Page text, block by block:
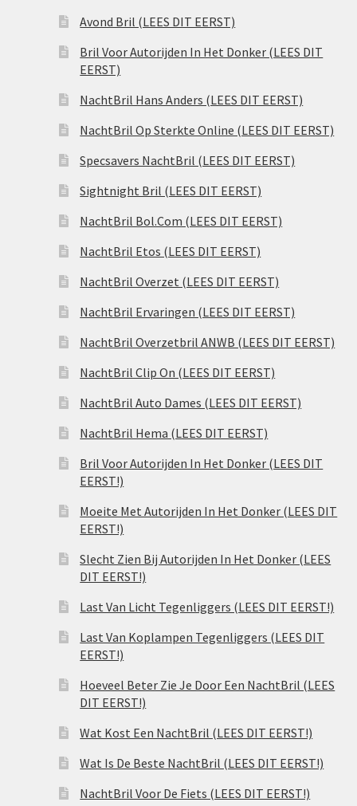
Avond Bril (LEES DIT EERST)
Bril Voor Autorijden In Het Donker (LEES DIT
EERST)
NachtBril Hans Anders (LEES DIT EERST)
NachtBril Op Sterkte Online (LEES DIT EERST)
Specsavers NachtBril (LEES DIT EERST)
Sightnight Bril (LEES DIT EERST)
NachtBril Bol.Com (LEES DIT EERST)
NachtBril Etos (LEES DIT EERST)
NachtBril Overzet (LEES DIT EERST)
NachtBril Ervaringen (LEES DIT EERST)
NachtBril Overzetbril ANWB (LEES DIT EERST)
NachtBril Clip On (LEES DIT EERST)
NachtBril Auto Dames (LEES DIT EERST)
NachtBril Hema (LEES DIT EERST)
Bril Voor Autorijden In Het Donker (LEES DIT
EERST!)
Moeite Met Autorijden In Het Donker (LEES DIT
EERST!)
Slecht Zien Bij Autorijden In Het Donker (LEES
DIT EERST!)
Last Van Licht Tegenliggers (LEES DIT EERST!)
Last Van Koplampen Tegenliggers (LEES DIT
EERST!)
Hoeveel Beter Zie Je Door Een NachtBril (LEES
DIT EERST!)
Wat Kost Een NachtBril (LEES DIT EERST!)
Wat Is De Beste NachtBril (LEES DIT EERST!)
NachtBril Voor De Fiets (LEES DIT EERST!)